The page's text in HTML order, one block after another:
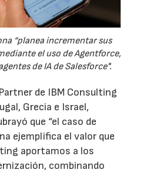
“planea incrementar sus
el uso de Agentforce,
de IA de Salesforce".
de IBM Consulting
Grecia e Israel,
que “el caso de
ejemplifica el valor que
aportamos a los
combinando